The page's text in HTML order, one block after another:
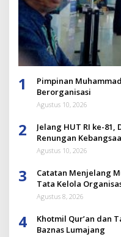
1
Pimpinan
Berorganisasi
Agustus 10, 2026
2
Jelang HUT RI ke-
Renungan
Agustus 10, 2026
3
Catatan Menjelang
Tata Kelola
Dirinya
Agustus 8, 2026
4
Khotmil Qur’an dan
Baznas Lumajang